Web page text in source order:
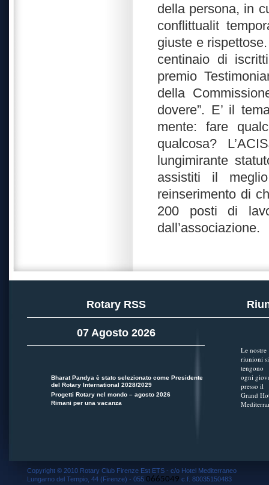
della persona, in
conflittualit
giuste e
centinaio di
premio
della
dovere”. E’ il
mente: fare
qualcosa?
lungimirante
assistiti il
reinserimento di
200 posti di
dall’associazione.
Rotary RSS
07 Agosto 2026
Bharat Pandya è stato selezionato come Presidente
del Rotary International 2028/2029
Progetti Rotary nel mondo – agosto 2026
Rimani per una vacanza
Le nostre
riunioni si
tengono
ogni
presso il
Grand
Copyright © 2010 Rotary Club Firenze Est ETS - c/o Hotel Mediterraneo
Lungarno del Tempio, 44 (Firenze) - 055. 0665049 c.f. 80035150483